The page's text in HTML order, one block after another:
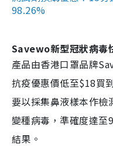
98.26%
Savewo新型冠狀病毒
產品由香港口罩品牌
抗疫優惠價低至$18買
要以採集鼻液樣本作
變種病毒，準確度達至
結果。